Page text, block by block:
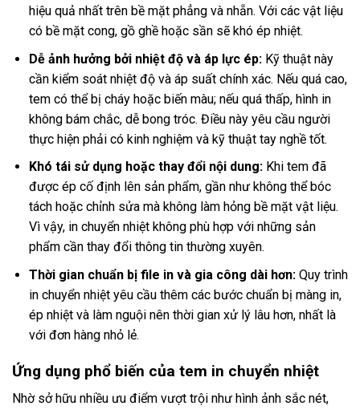
hiệu quả nhất trên bề mặt phẳng và nhẵn. Với các vật liệu
có bề mặt cong, gồ ghề hoặc sần sẽ khó ép nhiệt.
Dễ ảnh hưởng bởi nhiệt độ và áp lực ép: Kỹ thuật này
cần kiểm soát nhiệt độ và áp suất chính xác. Nếu quá cao,
tem có thể bị cháy hoặc biến màu; nếu quá thấp, hình in
không bám chắc, dễ bong tróc. Điều này yêu cầu người
thực hiện phải có kinh nghiệm và kỹ thuật tay nghề tốt.
Khó tái sử dụng hoặc thay đổi nội dung:Khi tem đã
được ép cố định lên sản phẩm, gần như không thể bóc
tách hoặc chỉnh sửa mà không làm hỏng bề mặt vật liệu.
Vì vậy, in chuyển nhiệt không phù hợp với những sản
phẩm cần thay đổi thông tin thường xuyên.
Thời gian chuẩn bị file in và gia công dài hơn:Quy trình
in chuyển nhiệt yêu cầu thêm các bước chuẩn bị màng in,
ép nhiệt và làm nguội nên thời gian xử lý lâu hơn, nhất là
với đơn hàng nhỏ lẻ.
Ứng dụng phổ biến của tem in chuyển nhiệt
Nhờ sở hữu nhiều ưu điểm vượt trội như hình ảnh sắc nét,